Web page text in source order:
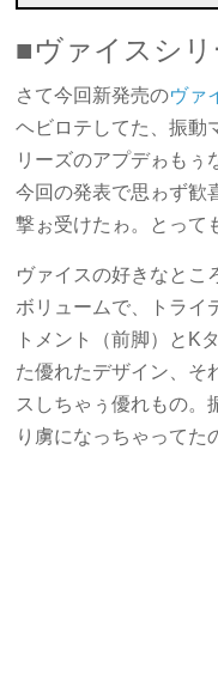
■ヴァイスシ
さて今回新発売のヴァ
ヘビロテしてた、振動
リーズのアプデゎもぅ
今回の発表で思ゎず歓
撃ぉ受けたゎ。とって
ヴァイスの好きなとこ
ボリュームで、トライ
トメント（前脚）とK
た優れたデザイン、そ
スしちゃぅ優れもの。
り虜になっちゃってた